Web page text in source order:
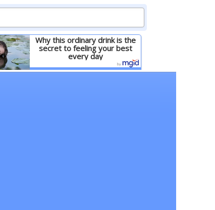
Why this ordinary drink is the
secret to feeling your best
every day
Детальніше